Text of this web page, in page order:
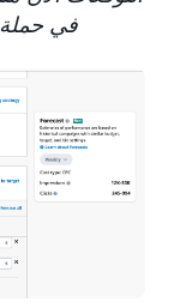
في حملة